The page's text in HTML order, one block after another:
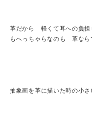
革だから 軽くて耳への負
もへっちゃらなのも 革なら
抽象画を革に描いた時の小